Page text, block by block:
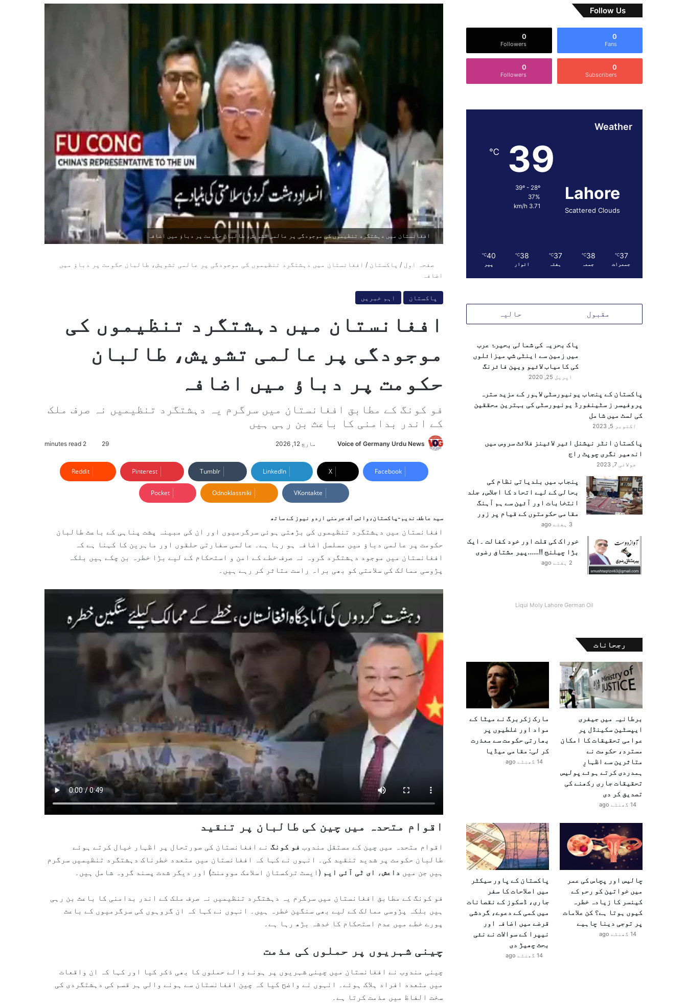
افغانستان میں دہشتگرد تنظیموں کی موجودگی پر عالمی تشویش، طالبان حکومت پر دباؤ میں اضافہ
صفحہ اول / پاکستان / افغانستان میں دہشتگرد تنظیموں کی موجودگی پر عالمی تشویش، طالبان حکومت پر دباؤ میں
اضافہ
پاکستان اہم خبریں
افغانستان میں دہشتگرد تنظیموں کی
موجودگی پر عالمی تشویش، طالبان
حکومت پر دباؤ میں اضافہ
فو کونگ کے مطابق افغانستان میں سرگرم یہ دہشتگرد تنظیمیں نہ صرف ملک
کے اندر بدامنی کا باعث بن رہی ہیں
Voice of Germany Urdu News
n
d
n
e
a
مارچ 12, 2026 29
Facebook
X
LinkedIn
Tumblr
Pinterest
Reddit
VKontakte
Odnoklassniki
Pocket
سید عاطف ندیم-پاکستان،وائس آف جرمنی اردو نیوز کے ساتھ
افغانستان میں دہشتگرد تنظیموں کی بڑھتی ہوئی سرگرمیوں اور ان کی مبینہ پشت پناہی کے باعث طالبان
حکومت پر عالمی دباؤ میں مسلسل اضافہ ہو رہا ہے۔ عالمی سفارتی حلقوں اور ماہرین کا کہنا ہے کہ
افغانستان میں موجود دہشتگرد گروہ نہ صرف خطے کے امن و استحکام کے لیے بڑا خطرہ بن چکے ہیں بلکہ
پڑوسی ممالک کی سلامتی کو بھی براہ راست متاثر کر رہے ہیں۔
اقوام متحدہ میں چین کی طالبان پر تنقید
اقوام متحدہ میں چین کے مستقل مندوب فو کونگ نے افغانستان کی صورتحال پر اظہار خیال کرتے ہوئے
طالبان حکومت پر شدید تنقید کی۔ انہوں نے کہا کہ افغانستان میں متعدد خطرناک دہشتگرد تنظیمیں سرگرم
ہیں جن میں داعش، ای ٹی آئی ایم (ایسٹ ترکستان اسلامک موومنٹ) اور دیگر شدت پسند گروہ شامل ہیں۔
فو کونگ کے مطابق افغانستان میں سرگرم یہ دہشتگرد تنظیمیں نہ صرف ملک کے اندر بدامنی کا باعث بن رہی
ہیں بلکہ پڑوسی ممالک کے لیے بھی سنگین خطرہ ہیں۔ انہوں نے کہا کہ ان گروہوں کی سرگرمیوں کے باعث
پورے خطے میں عدم استحکام کا خدشہ بڑھ رہا ہے۔
چینی شہریوں پر حملوں کی مذمت
چینی مندوب نے افغانستان میں چینی شہریوں پر ہونے والے حملوں کا بھی ذکر کیا اور کہا کہ ان واقعات
میں متعدد افراد ہلاک ہوئے۔ انہوں نے واضح کیا کہ چین افغانستان سے ہونے والی ہر قسم کی دہشتگردی کی
سخت الفاظ میں مذمت کرتا ہے۔
Follow Us
0
Fans
0
Followers
0
Subscribers
0
Followers
Weather
Lahore
Scattered Clouds
39
℃
39º - 28º
37%
3.71 km/h
37
℃
جمعرات
38
℃
جمعہ
37
℃
ہفتہ
38
℃
اتوار
40
℃
پیر
مقبول حالیہ
پاک بحریہ کی شمالی بحیرۂ عرب
میں زمین سے اینٹی شپ میزائلوں
کی کامیاب لائیو ویپن فائرنگ
اپریل 25, 2020
پاکستان کے پنجاب یونیورسٹی لاہور کے مزید سترہ
پروفیسر ز سٹینفورڈ یونیورسٹی کی بہترین محققین
کی لسٹ میں شامل
اکتوبر 5, 2023
پاکستان انٹر نیشنل ائیر لائینز فلائٹ سروس میں
اندھیر نگری چوپٹ راج
جولائی 7, 2023
پنجاب میں بلدیاتی نظام کی
بحالی کے لیے اتحاد کا اجلاس، جلد
انتخابات اور آئین سے ہم آہنگ
مقامی حکومتوں کے قیام پر زور
3 ہفتے ago
خوراک کی قلت اور خود کفالت ۔ایک
بڑا چیلنج !!……پیر مشتاق رضوی
2 ہفتے ago
Liqui Moly Lahore German Oil
رجحانات
برطانیہ میں جیفری
ایپسٹین سکینڈل پر
عوامی تحقیقات کا امکان
مسترد، حکومت نے
متاثرین سے اظہارِ
ہمدردی کرتے ہوئے پولیس
تحقیقات جاری رکھنے کی
تصدیق کر دی
14 گھنٹے ago
مارک زکربرگ نے میٹا کے
مواد اور غلطیوں پر
بھارتی حکومت سے معذرت
کر لی: مقامی میڈیا
14 گھنٹے ago
چالیس اور پچاس کی عمر
میں خواتین کو رحم کے
کینسر کا زیادہ خطرہ
کیوں ہوتا ہے؟ کن علامات
پر توجی دینا چاہیے
14 گھنٹے ago
پاکستان کے پاور سیکٹر
میں اصلاحات کا سفر
جاری، ڈسکوز کے نقصانات
میں کمی کے دعوے، گردشی
قرضے میں اضافہ اور
نیپرا کے سوالات نے نئی
بحث چھیڑ دی
14 گھنٹے ago